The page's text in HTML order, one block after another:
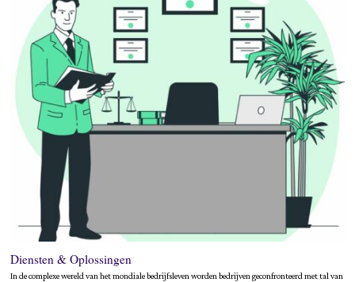
Diensten & Oplossingen
In de complexe wereld van het mondiale bedrijfsleven worden bedrijven geconfronteerd met tal van